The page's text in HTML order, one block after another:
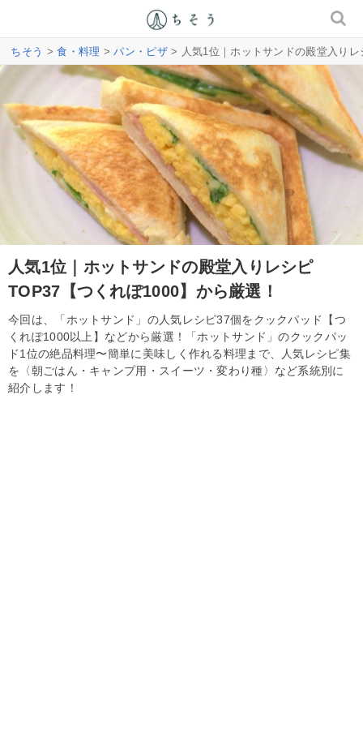
ちそう >食・料理 >パン・ピザ> 人気1位｜ホットサンドの殿堂入り
人気1位｜ホットサンドの殿堂入りレシピ
TOP37【つくれぽ1000】から厳選！
今回は、「ホットサンド」の人気レシピ37個をクックパッド【つ
くれぽ1000以上】などから厳選！「ホットサンド」のクックパッ
ド1位の絶品料理〜簡単に美味しく作れる料理まで、人気レシピ集
を〈朝ごはん・キャンプ用・スイーツ・変わり種〉など系統別に
紹介します！